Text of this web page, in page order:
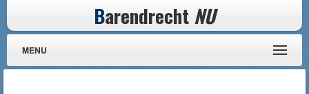
Barendrecht NU
MENU